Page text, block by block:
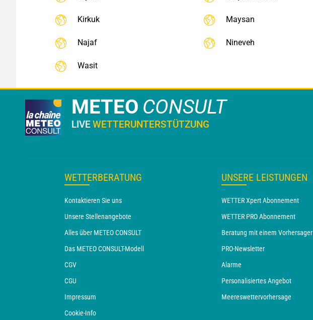
Kirkuk Maysan
Najaf Nineveh
Wasit
METEO CONSULT
LIVEWETTERUNTERSTÜTZUNG
WETTERBERATUNG
Kontaktieren Sie uns
Unsere Stellenangebote
Alles über METEO CONSULT
Das METEO CONSULT-Modell
CGV
CGU
Impressum
Cookie-Info
UNSERE LEISTUNGEN
WETTER Xpert Abonnement
WETTER PRO Abonnement
Beratung mit einem Vorhersager
PRO-Newsletter
Alarme
Personalisiertes Angebot
Meereswettervorhersage